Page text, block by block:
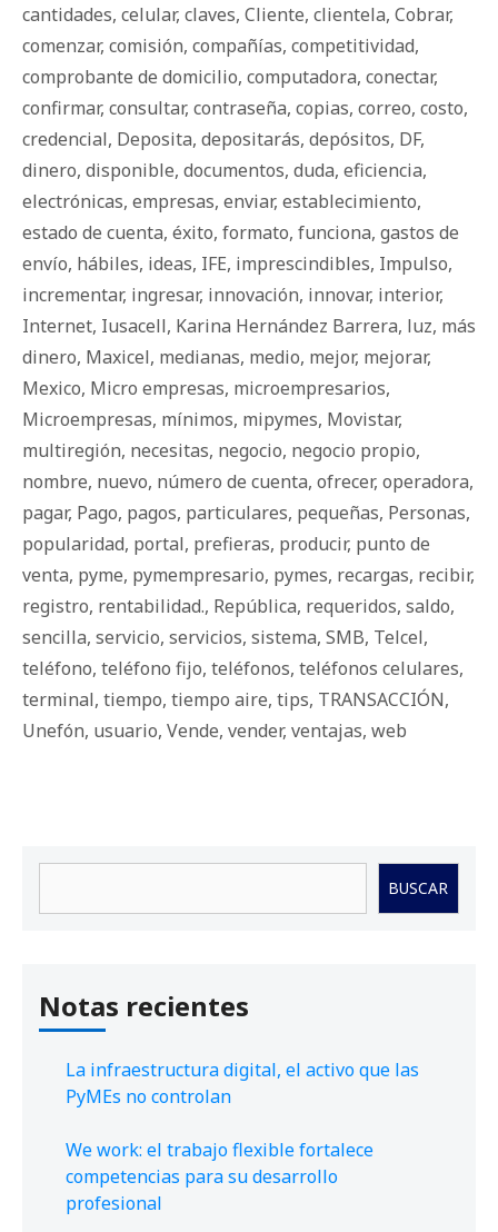
cantidades, celular, claves, Cliente, clientela, Cobrar,
comenzar, comisión, compañías, competitividad,
comprobante de domicilio, computadora, conectar,
confirmar, consultar, contraseña, copias, correo, costo,
credencial, Deposita, depositarás, depósitos, DF,
dinero, disponible, documentos, duda, eficiencia,
electrónicas, empresas, enviar, establecimiento,
estado de cuenta, éxito, formato, funciona, gastos de
envío, hábiles, ideas, IFE, imprescindibles, Impulso,
incrementar, ingresar, innovación, innovar, interior,
Internet, Iusacell, Karina Hernández Barrera, luz, más
dinero, Maxicel, medianas, medio, mejor, mejorar,
Mexico, Micro empresas, microempresarios,
Microempresas, mínimos, mipymes, Movistar,
multiregión, necesitas, negocio, negocio propio,
nombre, nuevo, número de cuenta, ofrecer, operadora,
pagar, Pago, pagos, particulares, pequeñas, Personas,
popularidad, portal, prefieras, producir, punto de
venta, pyme, pymempresario, pymes, recargas, recibir,
registro, rentabilidad., República, requeridos, saldo,
sencilla, servicio, servicios, sistema, SMB, Telcel,
teléfono, teléfono fijo, teléfonos, teléfonos celulares,
terminal, tiempo, tiempo aire, tips, TRANSACCIÓN,
Unefón, usuario, Vende, vender, ventajas, web
BUSCAR
Notas recientes
La infraestructura digital, el activo que las
PyMEs no controlan
We work: el trabajo flexible fortalece
competencias para su desarrollo
profesional